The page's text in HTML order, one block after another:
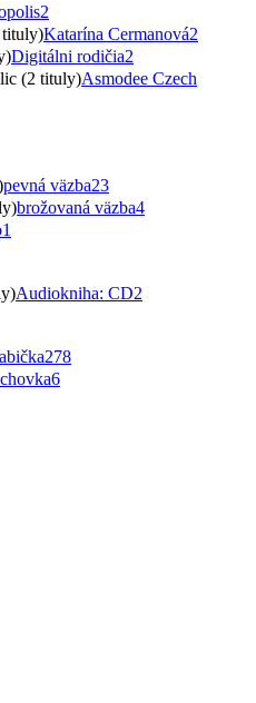
2
tituly)Katarína Cermanová2
Digitálni rodičia2
(2 tituly)Asmodee Czech
pevná väzba23
brožovaná väzba4
1
Audiokniha: CD2
278
6